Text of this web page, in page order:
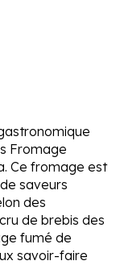
Fromage
Ce fromage est
saveurs
des
de brebis des
fumé de
savoir-faire